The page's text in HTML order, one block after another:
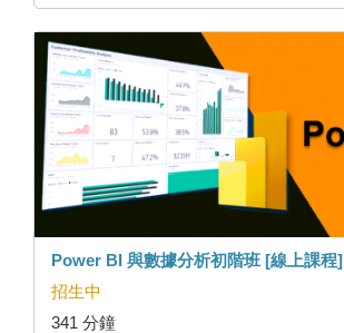
Power BI 與數據分析初階班 [線上課程]
招生中
341 分鐘